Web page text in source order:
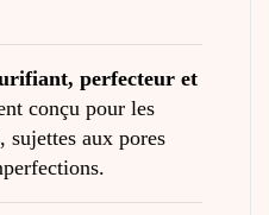
perfecteur et
conçu pour les
sujettes aux pores